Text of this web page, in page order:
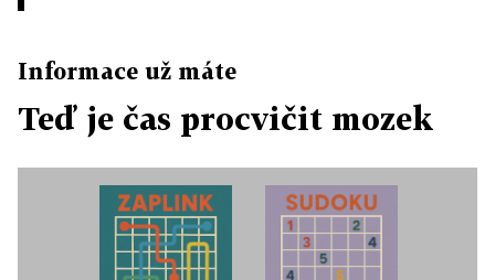
Informace už máte
Teď je čas procvičit mozek